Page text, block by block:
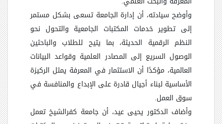
وأوضح سيادته، أن إدارة الجامعة تسعى بشكل مستمر
إلى تطوير خدمات المكتبات الجامعية والتحول نحو
النظم الرقمية الحديثة، بما يتيح للطلاب والباحثين
الوصول السريع إلى المصادر العلمية وقواعد البيانات
العالمية، مؤكدًا أن الاستثمار في المعرفة يمثل الركيزة
الأساسية لبناء أجيال قادرة على الإبداع والمنافسة في
سوق العمل.
وأضاف الدكتور يحيى عيد، أن جامعة كفرالشيخ تعمل